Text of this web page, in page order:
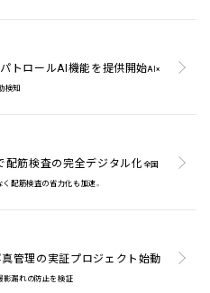
パトロールAI機能を提供開始AI×
検知
配筋検査の完全デジタル化全国
配筋検査の省力化も加速。
管理の実証プロジェクト始動
影漏れの防止を検証